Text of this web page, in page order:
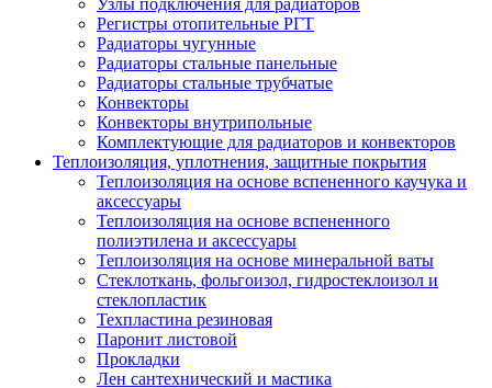
Узлы подключения для радиаторов
Регистры отопительные РГТ
Радиаторы чугунные
Радиаторы стальные панельные
Радиаторы стальные трубчатые
Конвекторы
Конвекторы внутрипольные
Комплектующие для радиаторов и конвекторов
Теплоизоляция, уплотнения, защитные покрытия
Теплоизоляция на основе вспененного каучука и
аксессуары
Теплоизоляция на основе вспененного
полиэтилена и аксессуары
Теплоизоляция на основе минеральной ваты
Стеклоткань, фольгоизол, гидростеклоизол и
стеклопластик
Техпластина резиновая
Паронит листовой
Прокладки
Лен сантехнический и мастика